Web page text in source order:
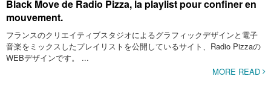
Black Move de Radio Pizza, la playlist pour confiner en
mouvement.
フランスのクリエイティブスタジオによるグラフィックデザインと電子
音楽をミックスしたプレイリストを公開しているサイト、Radio Pizzaの
WEBデザインです。 ...
MORE READ